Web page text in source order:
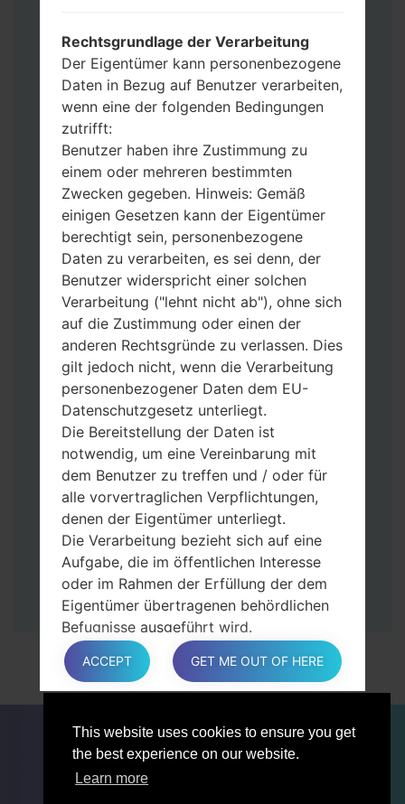
This website uses cookies to ensure you get
the best experience on our website.
Learn more
möchten, wählen Sie CSC_***, in einem
anderen Fall wählen Sie HOME_CSC_***
um Ihre Daten zu speichern.
Jetzt schalten Sie das Gerät aus und
aktivieren Sie Download-Modus. Alle
Methoden, wie es geht:
Halten Sie die Power-, Lautstärke- und
Bixbi- Tasten gedrückt.
Halten Sie Lauter- und Leiser-Tasten
gedrückt. Schließen Sie das Telefon mit
einem USB-Kabel an den PC an.
Halten Sie die Power-, Lauter- und
Home-Tasten gedrückt.
Schließen Sie das USB-Kabel an und
halten Sie die Leiser- und Bixbi-Tasten
gedrückt.
Halten Sie die Power- und Lauter-
Tasten gedrückt.
Dann schließen Sie das Telefon an den PC
an, das Programm Odin erkennt Ihr Gerät
und „COM port number“ wird auf dem
Bildschirm angezeigt.
Geben Sie nur die „F. Reset”-Zeit und
„Auto-Rebot“ an.
Zum Schluss klicken Sie „Start“-Taste auf.
Ihr Gerät wird neu gestartet und von PC
getrennt.
Rechtsgrundlage der Verarbeitung
Der Eigentümer kann personenbezogene
Daten in Bezug auf Benutzer verarbeiten,
wenn eine der folgenden Bedingungen
zutrifft:
Benutzer haben ihre Zustimmung zu
einem oder mehreren bestimmten
Zwecken gegeben. Hinweis: Gemäß
einigen Gesetzen kann der Eigentümer
berechtigt sein, personenbezogene
Daten zu verarbeiten, es sei denn, der
Benutzer widerspricht einer solchen
Verarbeitung ("lehnt nicht ab"), ohne sich
auf die Zustimmung oder einen der
anderen Rechtsgründe zu verlassen. Dies
gilt jedoch nicht, wenn die Verarbeitung
personenbezogener Daten dem EU-
Datenschutzgesetz unterliegt.
Die Bereitstellung der Daten ist
notwendig, um eine Vereinbarung mit
dem Benutzer zu treffen und / oder für
alle vorvertraglichen Verpflichtungen,
denen der Eigentümer unterliegt.
Die Verarbeitung bezieht sich auf eine
Aufgabe, die im öffentlichen Interesse
oder im Rahmen der Erfüllung der dem
Eigentümer übertragenen behördlichen
Befugnisse ausgeführt wird.
Die Verarbeitung ist für berechtigte
Interessen des Eigentümers oder eines
Dritten erforderlich.
bei der Erläuterung des für die
Verarbeitung geltenden rechtlichen
Rahmens und insbesondere, ob die
ACCEPT GET ME OUT OF HERE